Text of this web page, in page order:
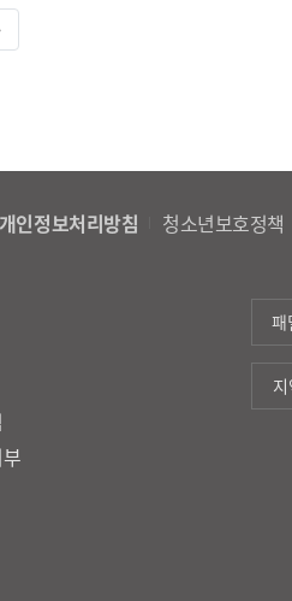
, 삼단봉과 테이저건까지 동원한 경찰
개인정보처리방침 청소년보호정책
패